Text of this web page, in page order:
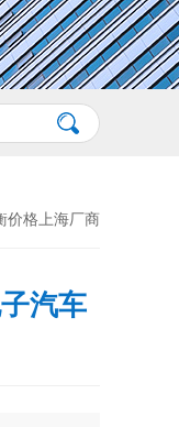
价格上海厂商
汽车